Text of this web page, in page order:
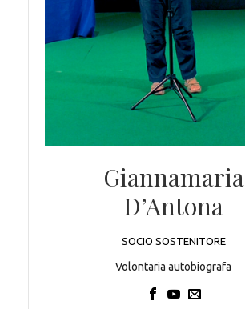
Giannamaria
D’Antona
SOCIO SOSTENITORE
Volontaria autobiografa